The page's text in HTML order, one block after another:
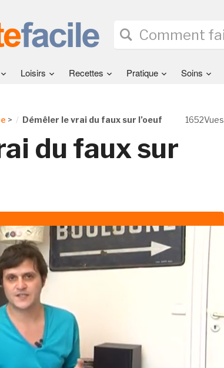
Loisirs Recettes Pratique Soins
1652Vues
> Démêler le vrai du faux sur l’oeuf
du faux sur